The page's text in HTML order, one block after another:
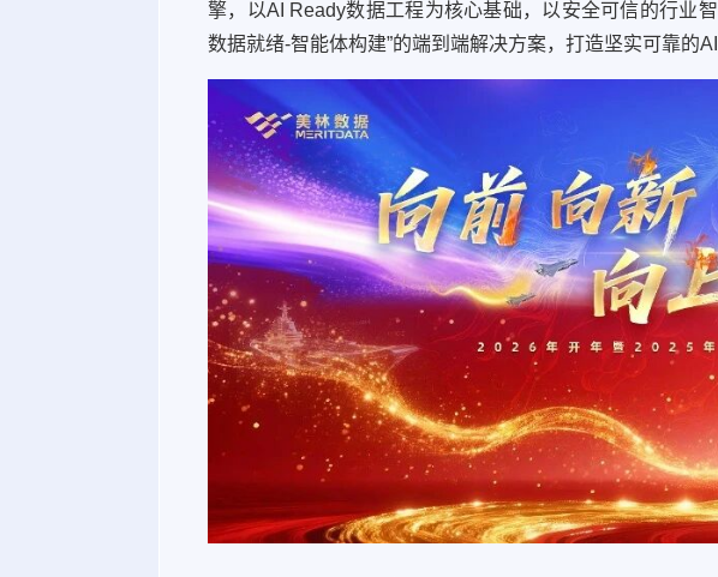
擎，以AI Ready数据工程为核心基础，以安全可信的行业
数据就绪-智能体构建”的端到端解决方案，打造坚实可靠的AI